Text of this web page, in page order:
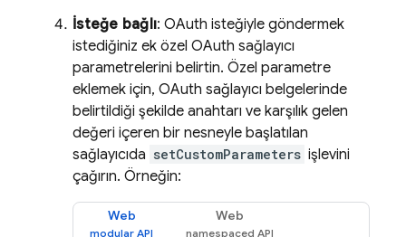
İsteğe bağlı: OAuth isteğiyle göndermek
istediğiniz ek özel OAuth sağlayıcı
parametrelerini belirtin. Özel parametre
eklemek için, OAuth sağlayıcı belgelerinde
belirtildiği şekilde anahtarı ve karşılık gelen
değeri içeren bir nesneyle başlatılan
sağlayıcıda setCustomParameters işlevini
çağırın. Örneğin:
Web Web